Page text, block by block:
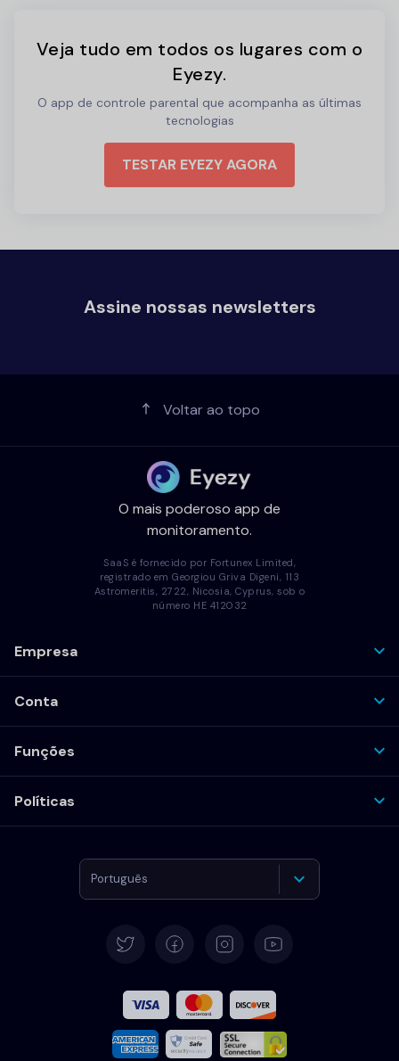
Veja tudo em todos os lugares com o
Eyezy.
O app de controle parental que acompanha as últimas
tecnologias
TESTAR EYEZY AGORA
Assine nossas newsletters
Voltar ao topo
O mais poderoso app de
monitoramento.
SaaS é fornecido por Fortunex Limited,
registrado em Georgiou Griva Digeni, 113
Astromeritis, 2722, Nicosia, Cyprus, sob o
número HE 412032
Empresa
Conta
Funções
Políticas
Português
Español